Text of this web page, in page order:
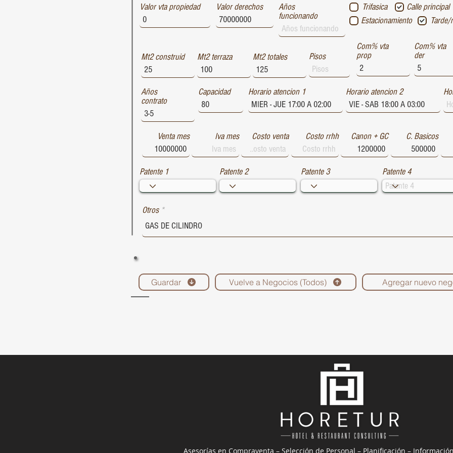
Valor vta propiedad Valor derechos
Años
funcionando
Trifasica Calle principal
Estacionamiento
Mt2 construid Mt2 terraza Mt2 totales Pisos
Com% vta
prop
Com% vta
der
Años
contrato
Capacidad Horario atencion 1 Horario atencion 2
Venta mes Iva mes Costo venta Costo rrhh Canon + GC C. Basicos
Patente 1 Patente 2 Patente 3 Patente 4
Otros
Guardar Vuelve a Negocios (Todos) Agregar nuevo
1729
1727
Asesorías en Compraventa – Selección de Personal – Planificación –